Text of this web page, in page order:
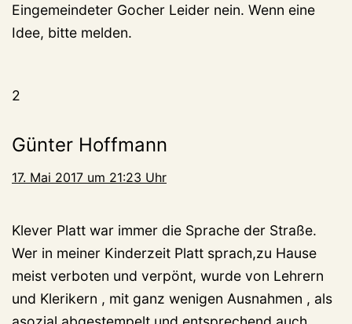
Eingemeindeter Gocher Leider nein. Wenn eine
Idee, bitte melden.
2
Günter Hoffmann
17. Mai 2017 um 21:23 Uhr
Klever Platt war immer die Sprache der Straße.
Wer in meiner Kinderzeit Platt sprach,zu Hause
meist verboten und verpönt, wurde von Lehrern
und Klerikern , mit ganz wenigen Ausnahmen , als